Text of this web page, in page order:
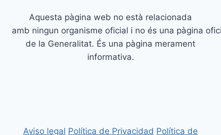
Aquesta pàgina web no està relacionada
amb ningun organisme oficial i no és una pàgina
de la Generalitat. És una pàgina merament
informativa.
Aviso legal Política de Privacidad Política de